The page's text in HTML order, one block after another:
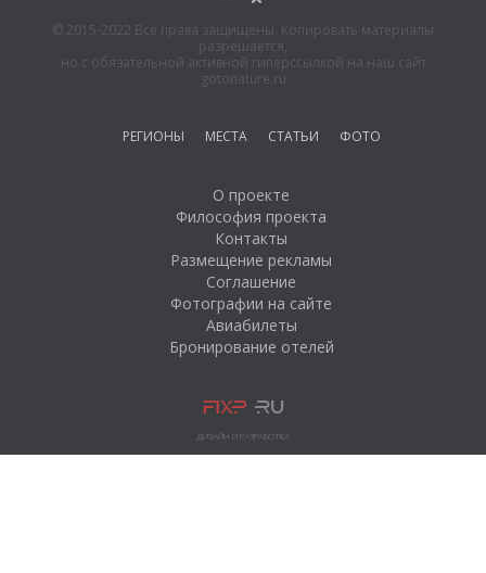
© 2015-2022 Все права защищены. Копировать материалы
разрешается,
но с обязательной активной гиперссылкой на наш сайт
gotonature.ru
РЕГИОНЫ МЕСТА СТАТЬИ ФОТО
О проекте
Философия проекта
Контакты
Размещение рекламы
Соглашение
Фотографии на сайте
Авиабилеты
Бронирование отелей
ДИЗАЙН И РАЗРАБОТКА